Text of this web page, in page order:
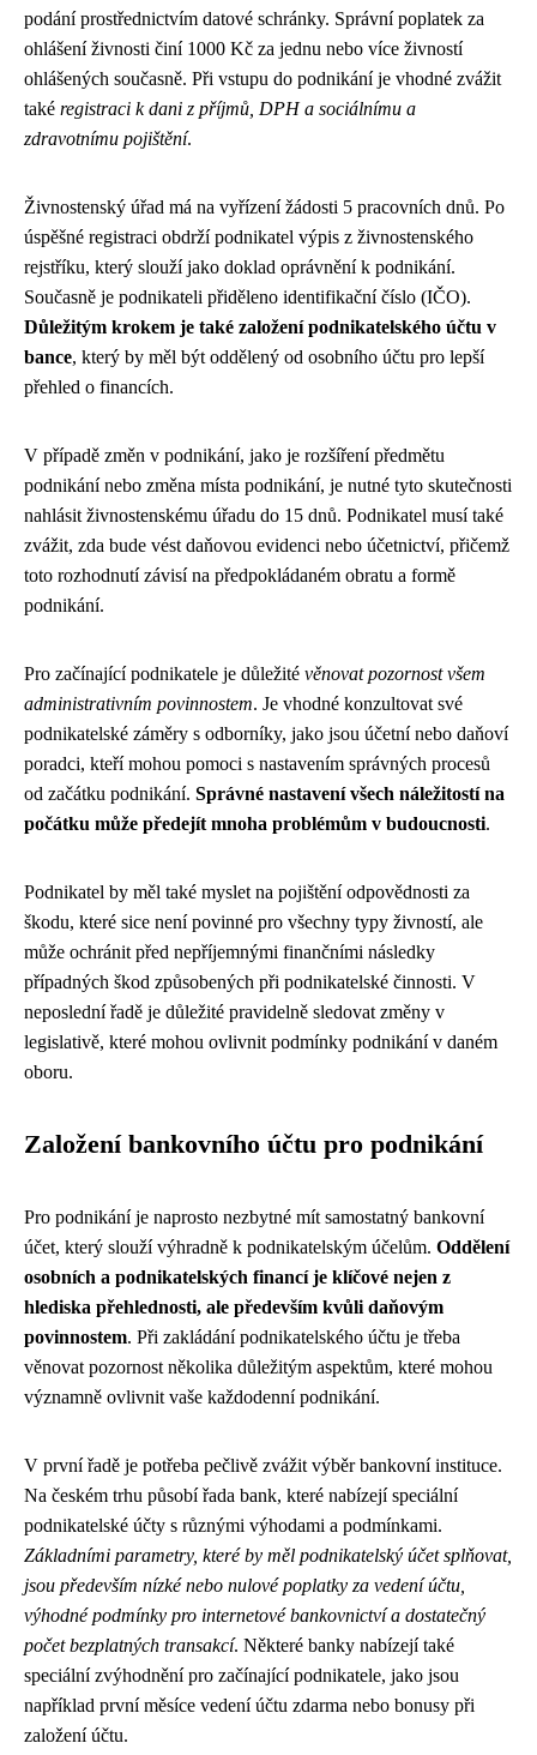
podání prostřednictvím datové schránky. Správní poplatek za
ohlášení živnosti činí 1000 Kč za jednu nebo více živností
ohlášených současně. Při vstupu do podnikání je vhodné zvážit
také registraci k dani z příjmů, DPH a sociálnímu a
zdravotnímu pojištění.
Živnostenský úřad má na vyřízení žádosti 5 pracovních dnů. Po
úspěšné registraci obdrží podnikatel výpis z živnostenského
rejstříku, který slouží jako doklad oprávnění k podnikání.
Současně je podnikateli přiděleno identifikační číslo (IČO).
Důležitým krokem je také založení podnikatelského účtu v
bance, který by měl být oddělený od osobního účtu pro lepší
přehled o financích.
V případě změn v podnikání, jako je rozšíření předmětu
podnikání nebo změna místa podnikání, je nutné tyto skutečnosti
nahlásit živnostenskému úřadu do 15 dnů. Podnikatel musí také
zvážit, zda bude vést daňovou evidenci nebo účetnictví, přičemž
toto rozhodnutí závisí na předpokládaném obratu a formě
podnikání.
Pro začínající podnikatele je důležité věnovat pozornost všem
administrativním povinnostem. Je vhodné konzultovat své
podnikatelské záměry s odborníky, jako jsou účetní nebo daňoví
poradci, kteří mohou pomoci s nastavením správných procesů
od začátku podnikání. Správné nastavení všech náležitostí na
počátku může předejít mnoha problémům v budoucnosti.
Podnikatel by měl také myslet na pojištění odpovědnosti za
škodu, které sice není povinné pro všechny typy živností, ale
může ochránit před nepříjemnými finančními následky
případných škod způsobených při podnikatelské činnosti. V
neposlední řadě je důležité pravidelně sledovat změny v
legislativě, které mohou ovlivnit podmínky podnikání v daném
oboru.
Založení bankovního účtu pro podnikání
Pro podnikání je naprosto nezbytné mít samostatný bankovní
účet, který slouží výhradně k podnikatelským účelům. Oddělení
osobních a podnikatelských financí je klíčové nejen z
hlediska přehlednosti, ale především kvůli daňovým
povinnostem. Při zakládání podnikatelského účtu je třeba
věnovat pozornost několika důležitým aspektům, které mohou
významně ovlivnit vaše každodenní podnikání.
V první řadě je potřeba pečlivě zvážit výběr bankovní instituce.
Na českém trhu působí řada bank, které nabízejí speciální
podnikatelské účty s různými výhodami a podmínkami.
Základními parametry, které by měl podnikatelský účet splňovat,
jsou především nízké nebo nulové poplatky za vedení účtu,
výhodné podmínky pro internetové bankovnictví a dostatečný
počet bezplatných transakcí. Některé banky nabízejí také
speciální zvýhodnění pro začínající podnikatele, jako jsou
například první měsíce vedení účtu zdarma nebo bonusy při
založení účtu.